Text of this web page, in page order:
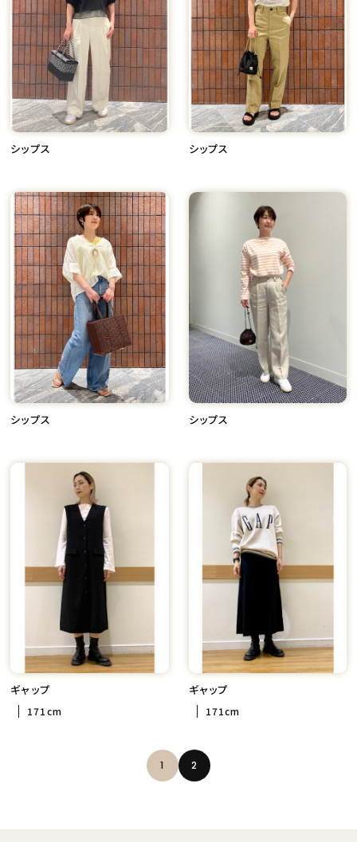
シップス シップス
シップス シップス
ギャップ
171cm
ギャップ
171cm
1 2